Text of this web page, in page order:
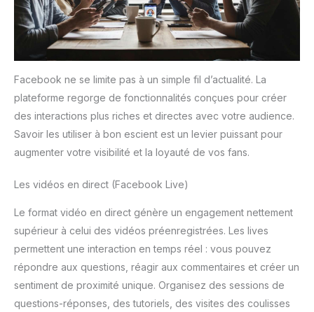
Facebook ne se limite pas à un simple fil d’actualité. La
plateforme regorge de fonctionnalités conçues pour créer
des interactions plus riches et directes avec votre audience.
Savoir les utiliser à bon escient est un levier puissant pour
augmenter votre visibilité et la loyauté de vos fans.
Les vidéos en direct (Facebook Live)
Le format vidéo en direct génère un engagement nettement
supérieur à celui des vidéos préenregistrées. Les lives
permettent une interaction en temps réel : vous pouvez
répondre aux questions, réagir aux commentaires et créer un
sentiment de proximité unique. Organisez des sessions de
questions-réponses, des tutoriels, des visites des coulisses